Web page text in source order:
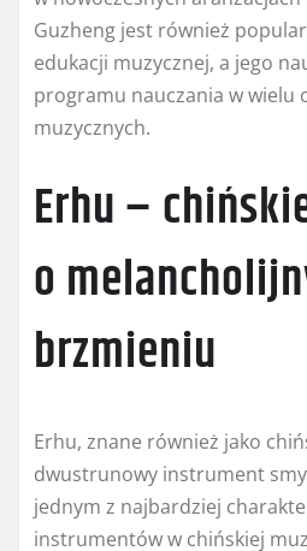
Guzheng jest również
edukacji muzycznej, a jego
programu nauczania w wielu
muzycznych.
Erhu –
o
brzmieniu
Erhu, znane również jako
dwustrunowy instrument
jednym z najbardziej
instrumentów w chińskiej